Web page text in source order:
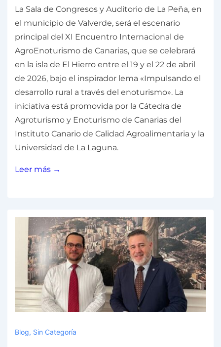
La Sala de Congresos y Auditorio de La Peña, en
el municipio de Valverde, será el escenario
principal del XI Encuentro Internacional de
AgroEnoturismo de Canarias, que se celebrará
en la isla de El Hierro entre el 19 y el 22 de abril
de 2026, bajo el inspirador lema «Impulsando el
desarrollo rural a través del enoturismo». La
iniciativa está promovida por la Cátedra de
Agroturismo y Enoturismo de Canarias del
Instituto Canario de Calidad Agroalimentaria y la
Universidad de La Laguna.
Leer más →
Blog, Sin Categoría